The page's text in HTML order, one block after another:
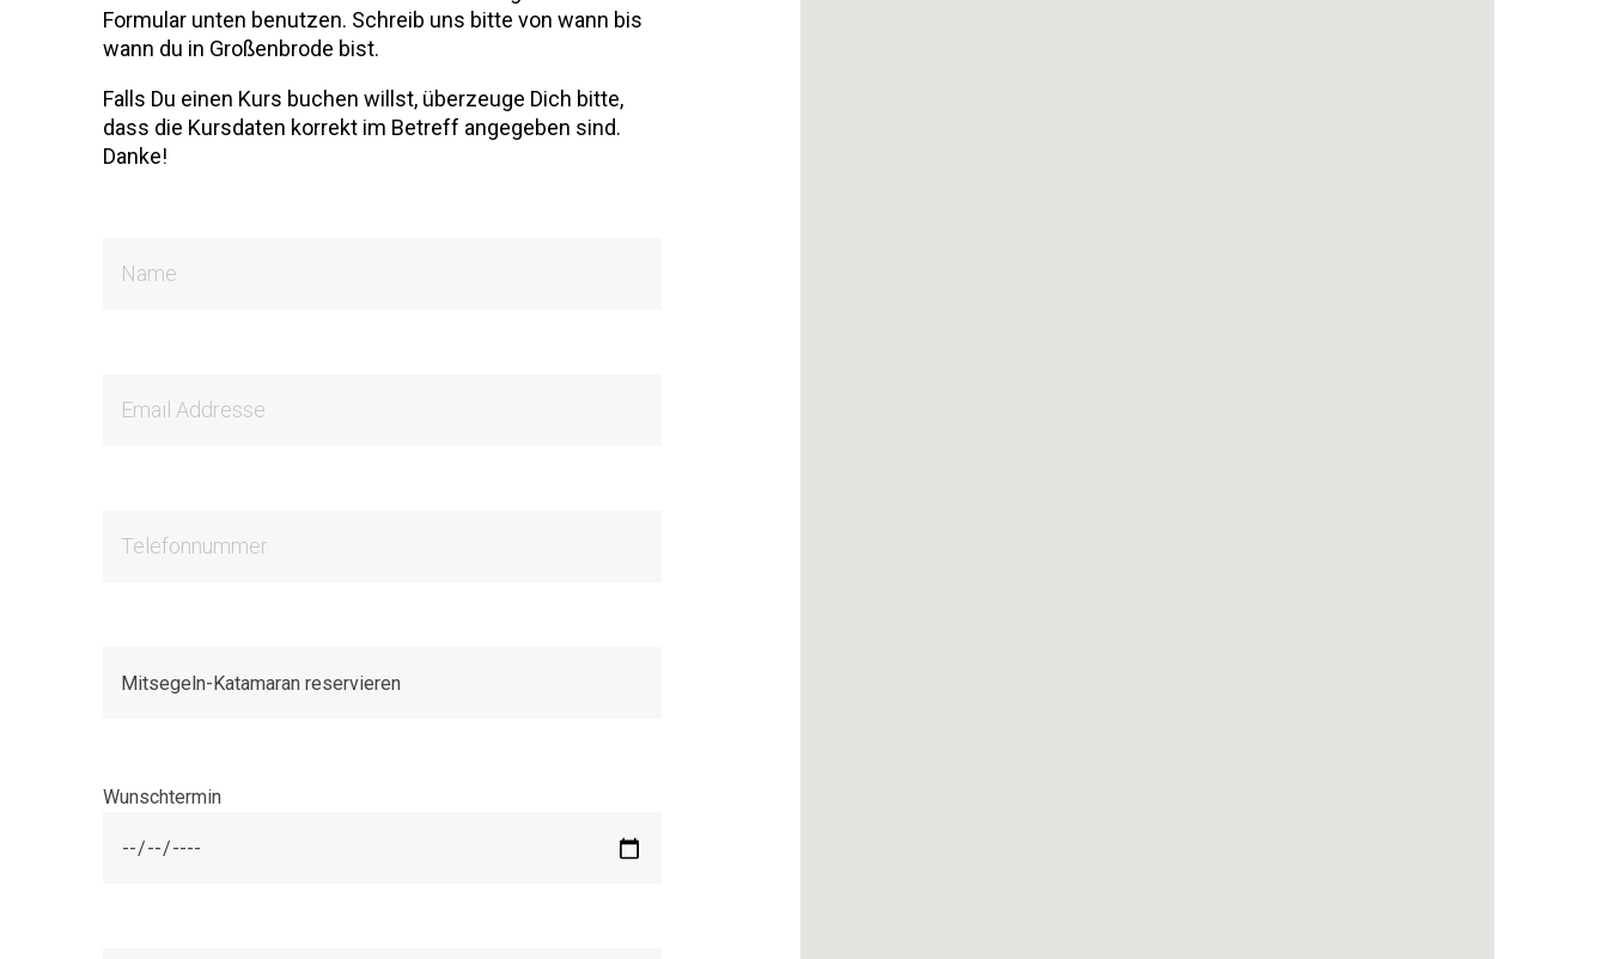
Formular unten benutzen. Schreib uns bitte von wann bis
wann du in Großenbrode bist.
Falls Du einen Kurs buchen willst, überzeuge Dich bitte,
dass die Kursdaten korrekt im Betreff angegeben sind.
Danke!
Wunschtermin